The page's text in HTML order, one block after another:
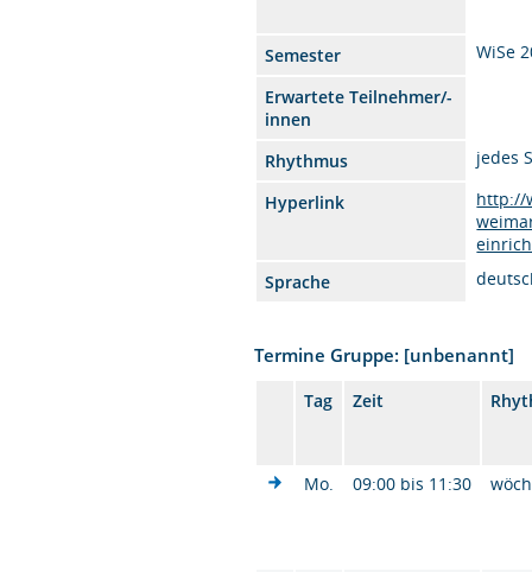
Semester
WiSe
Erwartete Teilnehmer/-
innen
Rhythmus
jedes
Hyperlink
http://
Sprache
Termine Gruppe: [unbenannt]
Tag Zeit
Mo. 09:00 bis 11:30